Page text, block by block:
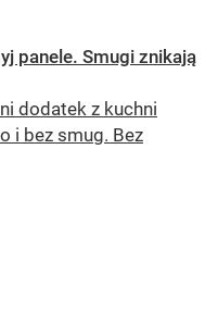
panele. Smugi znikają
dodatek z kuchni
i bez smug. Bez